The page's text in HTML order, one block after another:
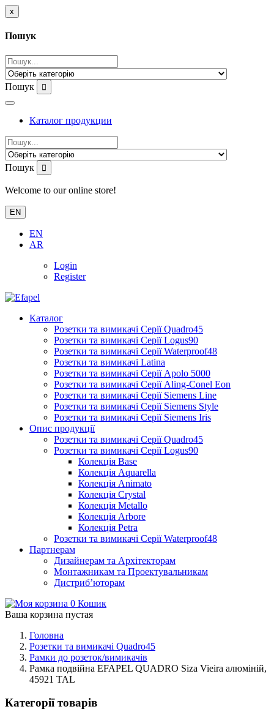
x
Пошук
Пошук
Каталог продукции
Пошук
Welcome to our online store!
EN
EN
AR
Login
Register
Каталог
Розетки та вимикачі Серії Quadro45
Розетки та вимикачі Серії Logus90
Розетки та вимикачі Серії Waterproof48
Розетки та вимикачі Latina
Розетки та вимикачі Серії Apolo 5000
Розетки та вимикачі Серії Aling-Conel Eon
Розетки та вимикачі Серії Siemens Line
Розетки та вимикачі Серії Siemens Style
Розетки та вимикачі Серії Siemens Iris
Опис продукції
Розетки та вимикачі Серії Quadro45
Розетки та вимикачі Серії Logus90
Колекція Base
Колекція Aquarella
Колекція Animato
Колекція Crystal
Колекція Metallo
Колекція Arbore
Колекція Petra
Розетки та вимикачі Серії Waterproof48
Партнерам
Дизайнерам та Архітекторам
Монтажникам та Проектувальникам
Дистриб’юторам
0 Кошик
Ваша корзина пустая
Головна
Розетки та вимикачі Quadro45
Рамки до розеток/вимикачів
Рамка подвійна EFAPEL QUADRO Siza Vieira алюміній,
45921 TAL
Категорії товарів